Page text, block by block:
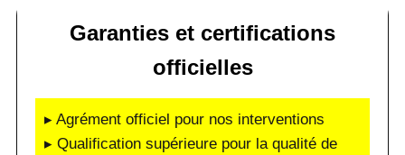
Garanties et certifications
officielles
▸ Agrément officiel pour nos interventions
▸ Qualification supérieure pour la qualité de